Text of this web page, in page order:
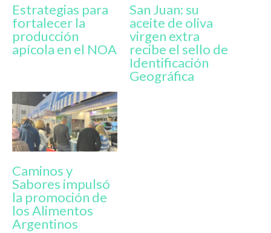
Estrategias para
fortalecer la
producción
apícola en el NOA
San Juan: su
aceite de oliva
virgen extra
recibe el sello de
Identificación
Geográfica
Caminos y
Sabores impulsó
la promoción de
los Alimentos
Argentinos